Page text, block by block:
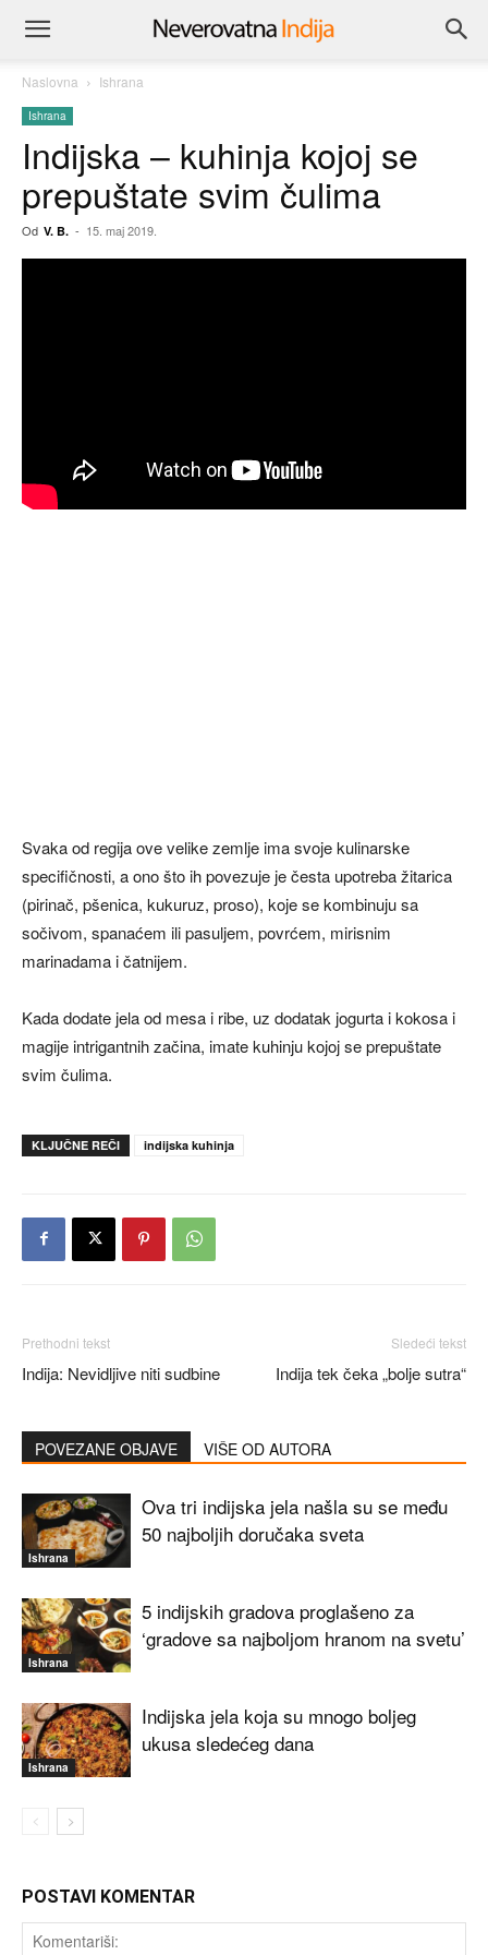
Naslovna Ishrana
Ishrana
Indijska – kuhinja kojoj se
prepuštate svim čulima
Od V. B. - 15. maj 2019.
Svaka od regija ove velike zemlje ima svoje kulinarske
specifičnosti, a ono što ih povezuje je česta upotreba žitarica
(pirinač, pšenica, kukuruz, proso), koje se kombinuju sa
sočivom, spanaćem ili pasuljem, povrćem, mirisnim
marinadama i čatnijem.
Kada dodate jela od mesa i ribe, uz dodatak jogurta i kokosa i
magije intrigantnih začina, imate kuhinju kojoj se prepuštate
svim čulima.
KLJUČNE REČI indijska kuhinja
Prethodni tekst
Indija: Nevidljive niti sudbine
Sledeći tekst
Indija tek čeka „bolje sutra“
POVEZANE OBJAVE VIŠE OD AUTORA
Ishrana
Ova tri indijska jela našla su se među
50 najboljih doručaka sveta
Ishrana
5 indijskih gradova proglašeno za
‘gradove sa najboljom hranom na svetu’
Ishrana
Indijska jela koja su mnogo boljeg
ukusa sledećeg dana
POSTAVI KOMENTAR